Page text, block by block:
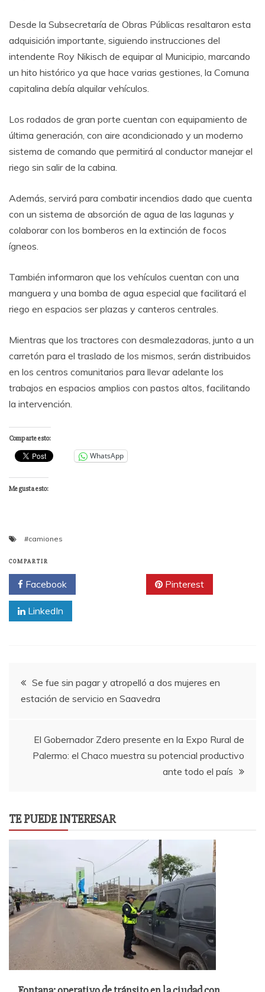
Desde la Subsecretaría de Obras Públicas resaltaron esta
adquisición importante, siguiendo instrucciones del
intendente Roy Nikisch de equipar al Municipio, marcando
un hito histórico ya que hace varias gestiones, la Comuna
capitalina debía alquilar vehículos.
Los rodados de gran porte cuentan con equipamiento de
última generación, con aire acondicionado y un moderno
sistema de comando que permitirá al conductor manejar el
riego sin salir de la cabina.
Además, servirá para combatir incendios dado que cuenta
con un sistema de absorción de agua de las lagunas y
colaborar con los bomberos en la extinción de focos
ígneos.
También informaron que los vehículos cuentan con una
manguera y una bomba de agua especial que facilitará el
riego en espacios ser plazas y canteros centrales.
Mientras que los tractores con desmalezadoras, junto a un
carretón para el traslado de los mismos, serán distribuidos
en los centros comunitarios para llevar adelante los
trabajos en espacios amplios con pastos altos, facilitando
la intervención.
Comparte esto:
WhatsApp
Me gusta esto:
#camiones
COMPARTIR
Facebook Pinterest
LinkedIn
Navegación
de
entradas
Se fue sin pagar y atropelló a dos mujeres en
estación de servicio en Saavedra
El Gobernador Zdero presente en la Expo Rural de
Palermo: el Chaco muestra su potencial productivo
ante todo el país
TE PUEDE INTERESAR